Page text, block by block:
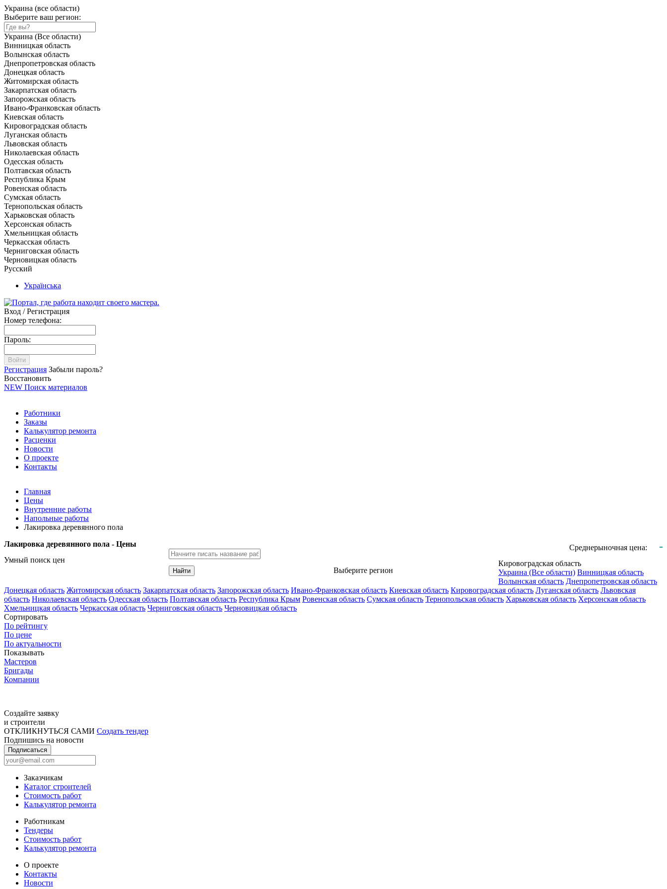
Украина (все области)
Выберите ваш регион:
Украина (Все области)
Винницкая область
Волынская область
Днепропетровская область
Донецкая область
Житомирская область
Закарпатская область
Запорожская область
Ивано-Франковская область
Киевская область
Кировоградская область
Луганская область
Львовская область
Николаевская область
Одесская область
Полтавская область
Республика Крым
Ровенская область
Сумская область
Тернопольская область
Харьковская область
Херсонская область
Хмельницкая область
Черкасская область
Черниговская область
Черновицкая область
Русский
Українська
Вход / Регистрация
Номер телефона:
Пароль:
Войти
Регистрация Забыли пароль?
Восстановить
NEW Поиск материалов
Работники
Заказы
Калькулятор ремонта
Расценки
Новости
О проекте
Контакты
Главная
Цены
Внутренние работы
Напольные работы
Лакировка деревянного пола
Лакировка деревянного пола - Цены
Среднерыночная цена: -
Умный поиск цен
Найти Выберите регион
Кировоградская область
Украина (Все области) Винницкая область
Волынская область Днепропетровская область
Донецкая область Житомирская область Закарпатская область Запорожская область Ивано-Франковская область Киевская область Кировоградская область Луганская область Львовская
область Николаевская область Одесская область Полтавская область Республика Крым Ровенская область Сумская область Тернопольская область Харьковская область Херсонская область
Хмельницкая область Черкасская область Черниговская область Черновицкая область
Сортировать
По рейтингу
По цене
По актуальности
Показывать
Мастеров
Бригады
Компании
Создайте заявку
и строители
ОТКЛИКНУТЬСЯ САМИ Создать тендер
Подпишись на новости
Подписаться
Заказчикам
Каталог строителей
Стоимость работ
Калькулятор ремонта
Работникам
Тендеры
Стоимость работ
Калькулятор ремонта
О проекте
Контакты
Новости